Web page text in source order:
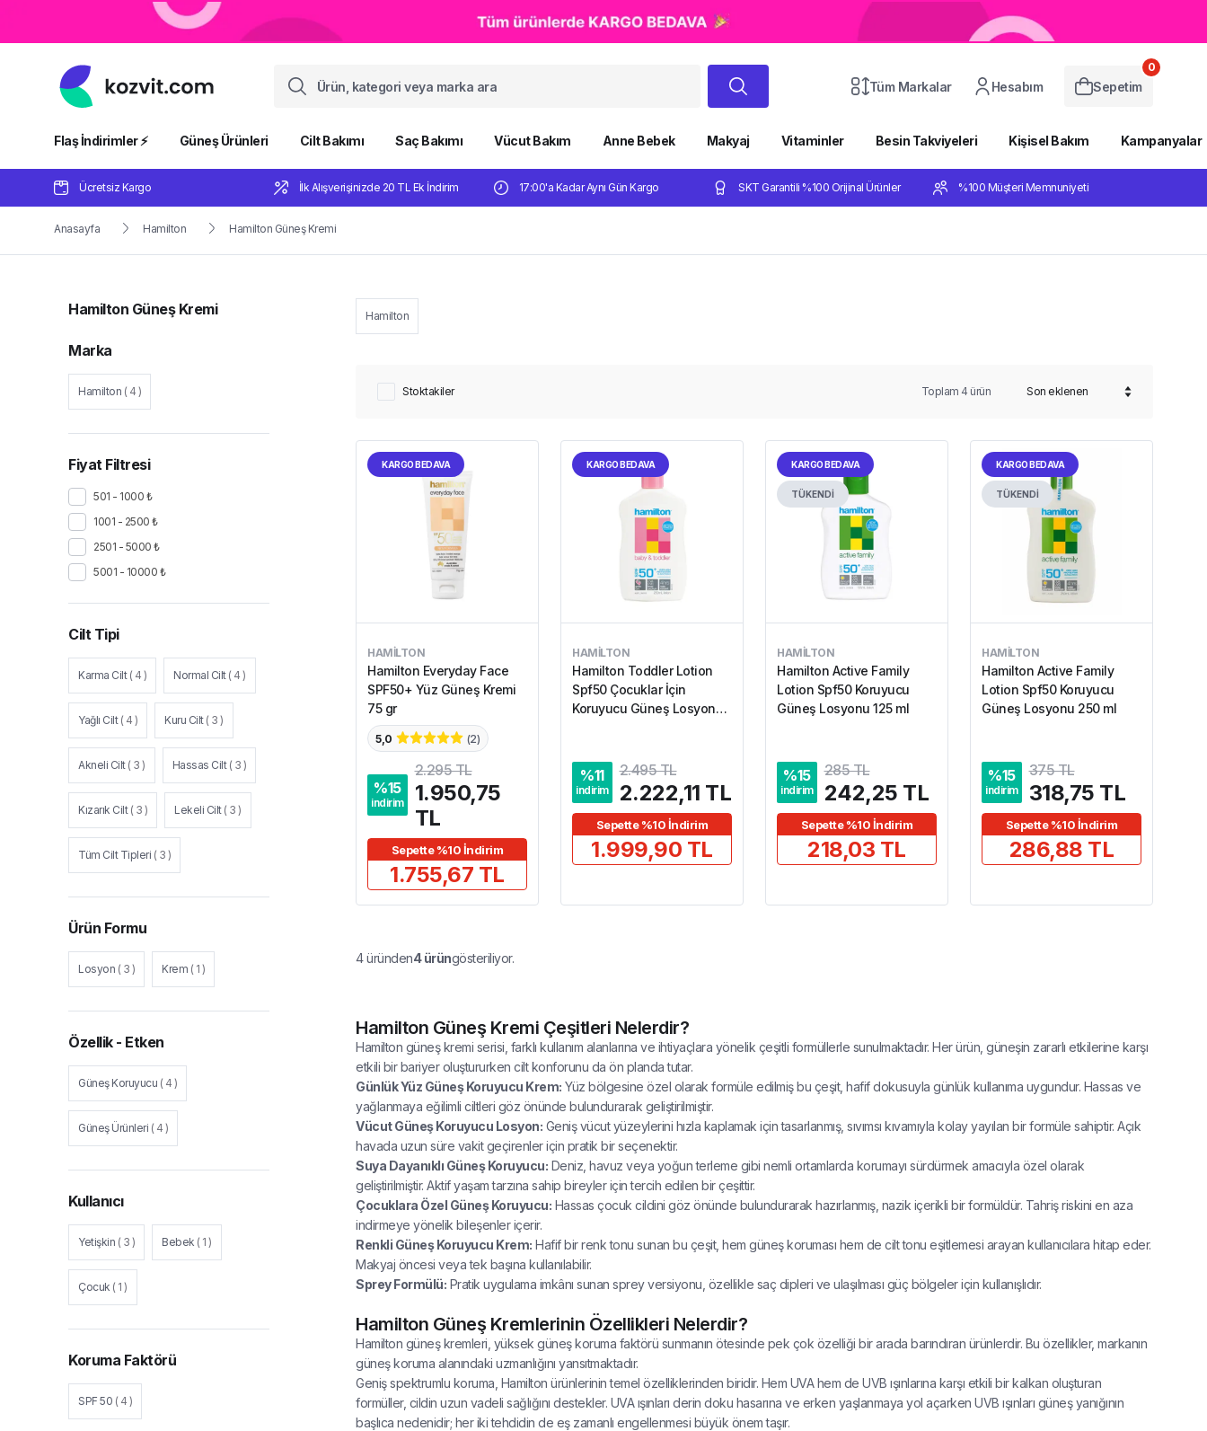
Tüm Markalar Hesabım Sepetim
0
Flaş İndirimler ⚡️ Güneş Ürünleri Cilt Bakımı Saç Bakımı Vücut Bakım Anne Bebek Makyaj Vitaminler Besin Takviyeleri Kişisel Bakım Kampanyalar
Ücretsiz Kargo İlk Alışverişinizde 20 TL Ek İndirim 17:00'a Kadar Aynı Gün Kargo SKT Garantili %100 Orijinal Ürünler %100 Müşteri Memnuniyeti
Anasayfa Hamilton Hamilton Güneş Kremi
Hamilton Güneş Kremi
Marka
Hamilton ( 4 )
Fiyat Filtresi
501 - 1000 ₺
1001 - 2500 ₺
2501 - 5000 ₺
5001 - 10000 ₺
Cilt Tipi
Karma Cilt ( 4 ) Normal Cilt ( 4 )
Yağlı Cilt ( 4 ) Kuru Cilt ( 3 )
Akneli Cilt ( 3 ) Hassas Cilt ( 3 )
Kızarık Cilt ( 3 ) Lekeli Cilt ( 3 )
Tüm Cilt Tipleri ( 3 )
Ürün Formu
Losyon ( 3 ) Krem ( 1 )
Özellik - Etken
Güneş Koruyucu ( 4 )
Güneş Ürünleri ( 4 )
Kullanıcı
Yetişkin ( 3 ) Bebek ( 1 )
Çocuk ( 1 )
Koruma Faktörü
SPF 50 ( 4 )
Hamilton
Stoktakiler Toplam 4 ürün
KARGO BEDAVA
HAMILTON
Hamilton Everyday Face
SPF50+ Yüz Güneş Kremi
75 gr
5,0 (2)
%15
indirim
2.295 TL
1.950,75
TL
Sepette %10 İndirim
1.755,67 TL
KARGO BEDAVA
HAMILTON
Hamilton Toddler Lotion
Spf50 Çocuklar İçin
Koruyucu Güneş Losyonu
%11
indirim
2.495 TL
2.222,11 TL
Sepette %10 İndirim
1.999,90 TL
KARGO BEDAVA
TÜKENDİ
HAMILTON
Hamilton Active Family
Lotion Spf50 Koruyucu
Güneş Losyonu 125 ml
%15
indirim
285 TL
242,25 TL
Sepette %10 İndirim
218,03 TL
KARGO BEDAVA
TÜKENDİ
HAMILTON
Hamilton Active Family
Lotion Spf50 Koruyucu
Güneş Losyonu 250 ml
%15
indirim
375 TL
318,75 TL
Sepette %10 İndirim
286,88 TL
4üründen4ürüngösteriliyor.
Hamilton Güneş Kremi Çeşitleri Nelerdir?
Hamilton güneş kremi serisi, farklı kullanım alanlarına ve ihtiyaçlara yönelik çeşitli formüllerle sunulmaktadır. Her ürün, güneşin zararlı etkilerine karşı
etkili bir bariyer oluştururken cilt konforunu da ön planda tutar.
Günlük Yüz Güneş Koruyucu Krem: Yüz bölgesine özel olarak formüle edilmiş bu çeşit, hafif dokusuyla günlük kullanıma uygundur. Hassas ve
yağlanmaya eğilimli ciltleri göz önünde bulundurarak geliştirilmiştir.
Vücut Güneş Koruyucu Losyon: Geniş vücut yüzeylerini hızla kaplamak için tasarlanmış, sıvımsı kıvamıyla kolay yayılan bir formüle sahiptir. Açık
havada uzun süre vakit geçirenler için pratik bir seçenektir.
Suya Dayanıklı Güneş Koruyucu: Deniz, havuz veya yoğun terleme gibi nemli ortamlarda korumayı sürdürmek amacıyla özel olarak
geliştirilmiştir. Aktif yaşam tarzına sahip bireyler için tercih edilen bir çeşittir.
Çocuklara Özel Güneş Koruyucu: Hassas çocuk cildini göz önünde bulundurarak hazırlanmış, nazik içerikli bir formüldür. Tahriş riskini en aza
indirmeye yönelik bileşenler içerir.
Renkli Güneş Koruyucu Krem: Hafif bir renk tonu sunan bu çeşit, hem güneş koruması hem de cilt tonu eşitlemesi arayan kullanıcılara hitap eder.
Makyaj öncesi veya tek başına kullanılabilir.
Sprey Formülü: Pratik uygulama imkânı sunan sprey versiyonu, özellikle saç dipleri ve ulaşılması güç bölgeler için kullanışlıdır.
Hamilton Güneş Kremlerinin Özellikleri Nelerdir?
Hamilton güneş kremleri, yüksek güneş koruma faktörü sunmanın ötesinde pek çok özelliği bir arada barındıran ürünlerdir. Bu özellikler, markanın
güneş koruma alanındaki uzmanlığını yansıtmaktadır.
Geniş spektrumlu koruma, Hamilton ürünlerinin temel özelliklerinden biridir. Hem UVA hem de UVB ışınlarına karşı etkili bir kalkan oluşturan
formüller, cildin uzun vadeli sağlığını destekler. UVA ışınları derin doku hasarına ve erken yaşlanmaya yol açarken UVB ışınları güneş yanığının
başlıca nedenidir; her iki tehdidin de eş zamanlı engellenmesi büyük önem taşır.